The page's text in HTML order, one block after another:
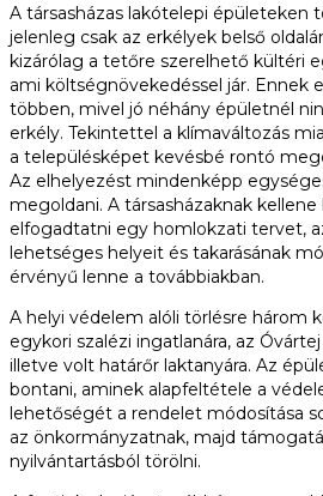
A társasházas lakótelepi épületeken
jelenleg csak az erkélyek belső
kizárólag a tetőre szerelhető kültéri
ami költségnövekedéssel jár. Ennek
többen, mivel jó néhány épületnél
erkély. Tekintettel a klímaváltozás
a településképet kevésbé rontó
Az elhelyezést mindenképp
megoldani. A társasházaknak
elfogadtatni egy homlokzati tervet,
lehetséges helyeit és takarásának
érvényű lenne a továbbiakban.
A helyi védelem alóli törlésre három
egykori szalézi ingatlanára, az
illetve volt határőr laktanyára. Az
bontani, aminek alapfeltétele a
lehetőségét a rendelet módosítása
az önkormányzatnak, majd
nyilvántartásból törölni.